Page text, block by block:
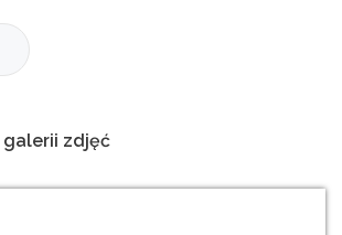
galerii zdjęć